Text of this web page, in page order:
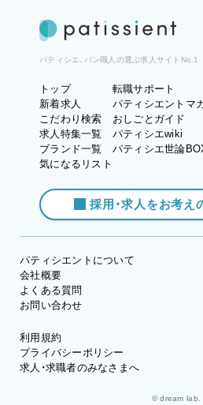
パティシエ、パン職人の選ぶ求人サイトNo.1
トップ
新着求人
こだわり検索
求人特集一覧
ブランド一覧
気になるリスト
転職サポート
パティシエントマ
おしごとガイド
パティシエwiki
パティシエ世論
採用・求人をお考え
パティシエントについて
会社概要
よくある質問
お問い合わせ
利用規約
プライバシーポリシー
求人・求職者のみなさまへ
© dream lab.